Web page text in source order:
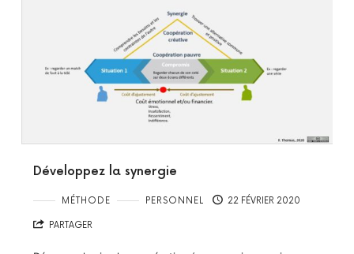
Développez la synergie
MÉTHODE PERSONNEL 22 FÉVRIER 2020
PARTAGER